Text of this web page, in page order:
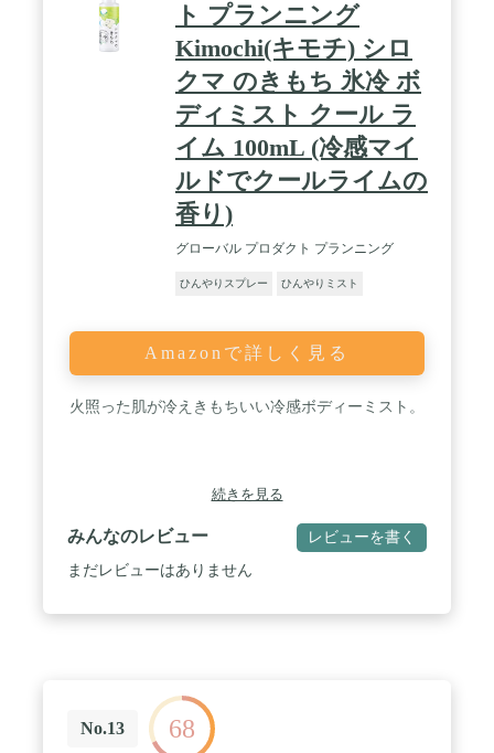
ト プランニング
Kimochi(キモチ) シロ
クマ のきもち 氷冷 ボ
ディミスト クール ラ
イム 100mL (冷感マイ
ルドでクールライムの
香り)
グローバル プロダクト プランニング
ひんやりスプレー ひんやりミスト
Amazonで詳しく見る
火照った肌が冷えきもちいい冷感ボディーミスト。
続きを見る
みんなのレビュー レビューを書く
まだレビューはありません
No.13 68